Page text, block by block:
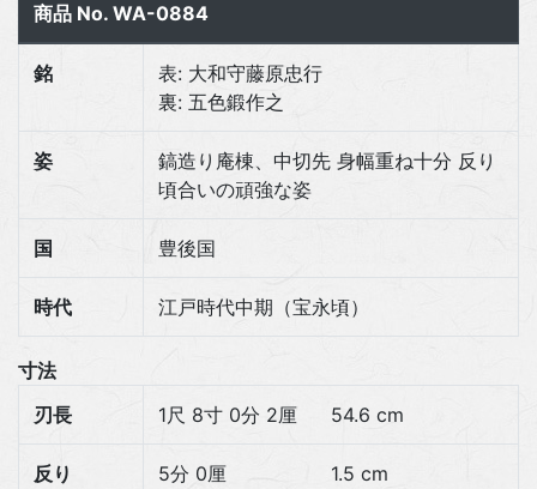
商品 No. WA-0884
銘
表: 大和守藤原忠行
裏: 五色鍛作之
姿
鎬造り庵棟、中切先 身幅重ね十分 反り
頃合いの頑強な姿
国 豊後国
時代 江戸時代中期（宝永頃）
寸法
刃長
1尺 8寸 0分 2厘 54.6 cm
反り 5分 0厘 1.5 cm